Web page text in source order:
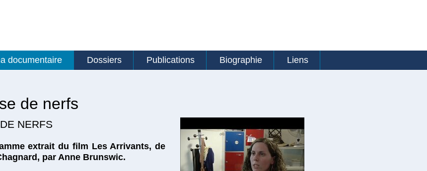
documentaire Dossiers Publications Biographie Liens
de nerfs
NERFS
extrait du film Les Arrivants, de
par Anne Brunswic.